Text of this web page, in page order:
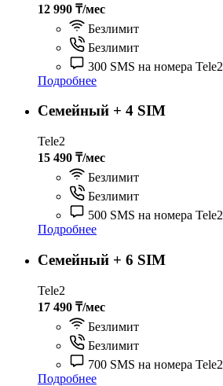
12 990 ₸/мес
Безлимит
Безлимит
300 SMS на номера Tele2
Подробнее
Семейный + 4 SIM
Tele2
15 490 ₸/мес
Безлимит
Безлимит
500 SMS на номера Tele2
Подробнее
Семейный + 6 SIM
Tele2
17 490 ₸/мес
Безлимит
Безлимит
700 SMS на номера Tele2
Подробнее